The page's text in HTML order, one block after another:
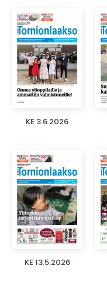
KE 3.6.2026
KE 13.5.2026